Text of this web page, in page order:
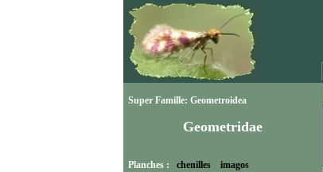
Super Famille: Geometroidea
Geometridae
Planches : chenilles imagos